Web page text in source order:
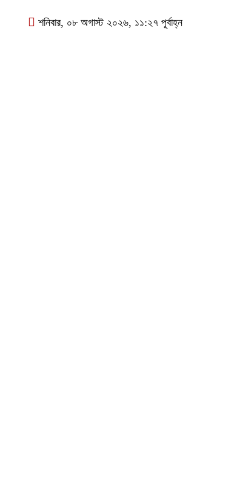
শনিবার, ০৮ অগাস্ট ২০২৬, ১১:২৭ পূর্বাহ্ন